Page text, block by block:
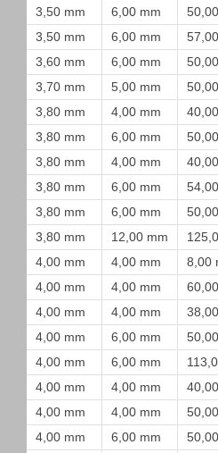
3,50 mm 6,00 mm
3,50 mm
6,00 mm
3,60 mm
6,00 mm
3,70 mm
5,00 mm
3,80 mm
4,00 mm
3,80 mm
6,00 mm
3,80 mm
4,00 mm
3,80 mm
6,00 mm
3,80 mm
6,00 mm
3,80 mm
12,00 mm
4,00 mm
4,00 mm 8,00
4,00 mm
4,00 mm
4,00 mm
4,00 mm
4,00 mm
6,00 mm
4,00 mm
6,00 mm
4,00 mm
4,00 mm
4,00 mm
4,00 mm
4,00 mm
6,00 mm